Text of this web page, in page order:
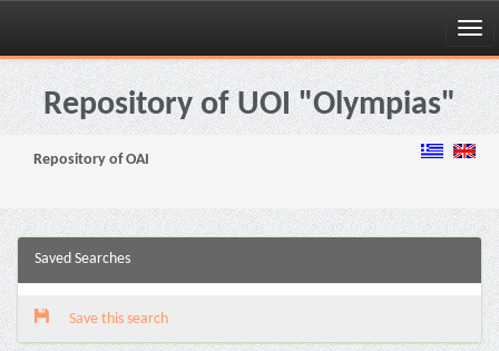
Skip
navigationRepository of UOI "Olympias"
Repository of OAI
Saved Searches
Save this search